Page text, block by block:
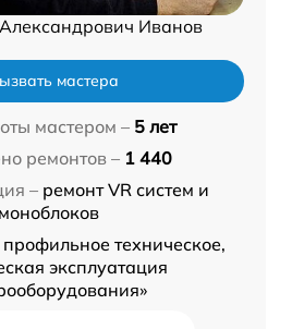
Иванов
мастера
мастером – 5 лет
ремонтов – 1 440
– ремонт VR систем и
моноблоков
профильное техническое,
эксплуатация